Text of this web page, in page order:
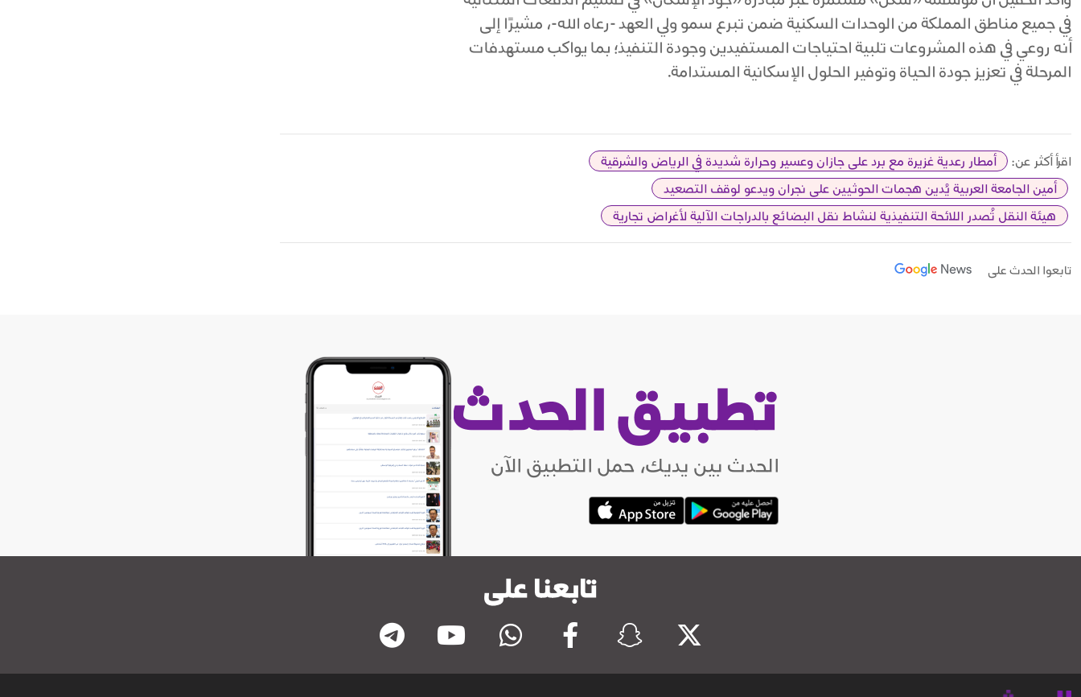
في جميع مناطق المملكة من الوحدات السكنية ضمن تبرع سمو ولي العهد -رعاه الله-، مشيرًا إلى
أنه روعي في هذه المشروعات تلبية احتياجات المستفيدين وجودة التنفيذ؛ بما يواكب مستهدفات
المرحلة في تعزيز جودة الحياة وتوفير الحلول الإسكانية المستدامة.
اقرأ أكثر عن:
أمطار رعدية غزيرة مع برد على جازان وعسير وحرارة شديدة في الرياض والشرقية
أمين الجامعة العربية يُدين هجمات الحوثيين على نجران ويدعو لوقف التصعيد
هيئة النقل تُصدر اللائحة التنفيذية لنشاط نقل البضائع بالدراجات الآلية لأغراض تجارية
تابعوا الحدث على
تطبيق الحدث
الحدث بين يديك، حمل التطبيق الآن
تابعنا على